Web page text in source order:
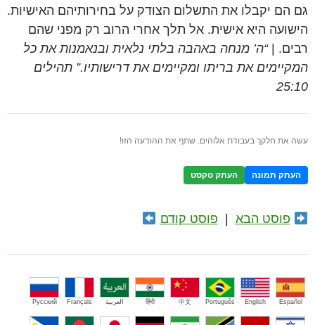
גם הם יקבלו את התשלום הצודק על בחירותיהם האישיות.
הישועה היא אישית. אל תלך אחרי הרוב רק מפני שהם
רבים. |“ה’ מנחה באהבה בלתי נלאית ובנאמנות את כל
המקיימים את בריתו ומקיימים את דרישותיו.” תהילים
25:10
עשה את חלקך בעבודת אלוהים. שתף את ההודעה הזו!
העתק תמונה העתק טקסט
פוסט הבא פוסט קודם
Español
English
Português
中文
हिंदी العربية Français
Русский